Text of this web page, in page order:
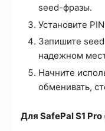
seed-фразы.
Установите
Запишите
надежном
Начните
обменивать,
Для SafePal S1